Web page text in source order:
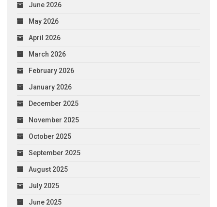
June 2026
May 2026
April 2026
March 2026
February 2026
January 2026
December 2025
November 2025
October 2025
September 2025
August 2025
July 2025
June 2025